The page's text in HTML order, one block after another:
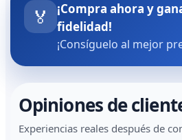
🏅
¡Compra ahora y
fidelidad!
¡Consíguelo al mejor
Opiniones de
Experiencias reales después de